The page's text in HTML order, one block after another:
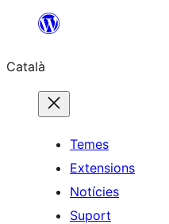
contingut
Català
Temes
Extensions
Notícies
Suport